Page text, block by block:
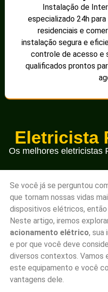
Instalação de
especializado 24h
residenciais e
instalação segura e
controle de acesso e
qualificados prontos
Eletricista
Os melhores eletricistas
Se você já se perguntou
que tornam nossas vidas
dispositivos elétricos,
Neste artigo, iremos
acionamento elétrico, sua
e por que você deve
diversos contextos. Vamos
este equipamento e você
vantagens dele.